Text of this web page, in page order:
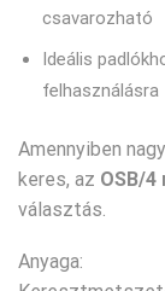
csavarozható
Ideális
felhasználásra
Amennyiben
keres, az OSB/4
választás.
Anyaga: